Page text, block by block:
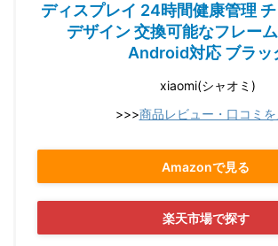
ディスプレイ 24時間健康管理
デザイン 交換可能なフレー
Android対応 ブラッ
xiaomi(シャオミ)
>>>商品レビュー・口コミを
Amazonで見る
楽天市場で探す